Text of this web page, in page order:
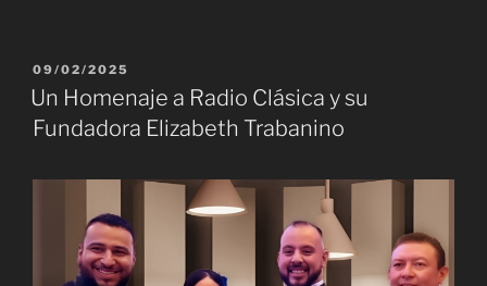
PUBLICADO
EL
09/02/2025
Un Homenaje a Radio Clásica y su
Fundadora Elizabeth Trabanino